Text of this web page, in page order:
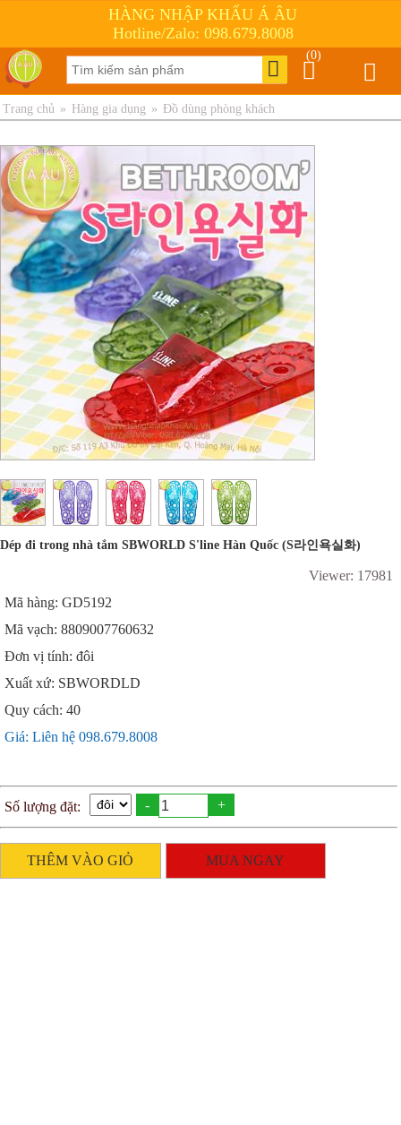
HÀNG NHẬP KHẨU Á ÂU
Hotline/Zalo: 098.679.8008
(0)
Trang chủ » Hàng gia dụng » Đồ dùng phòng khách
Dép đi trong nhà tắm SBWORLD S'line Hàn Quốc (S라인욕실화)
Viewer: 17981
Mã hàng: GD5192
Mã vạch: 8809007760632
Đơn vị tính: đôi
Xuất xứ: SBWORDLD
Quy cách: 40
Giá: Liên hệ 098.679.8008
Số lượng đặt: - +
THÊM VÀO GIỎ MUA NGAY